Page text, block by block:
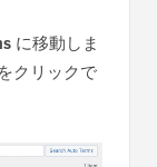
に移動しま
クリックで